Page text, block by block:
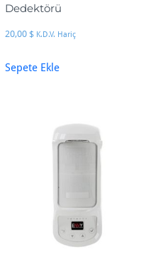
Dedektörü
20,00 $ K.D.V. Hariç
Sepete Ekle